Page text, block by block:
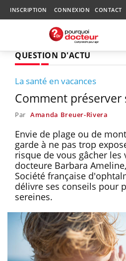
INSCRIPTION CONNEXION CONTACT
QUESTION D'ACTU
La santé en vacances
Comment préserver
Par Amanda Breuer-Rivera
Envie de plage ou de
garde à ne pas trop
risque de vous gâcher les
docteure Barbara
Société française
délivre ses conseils pour
sereines.